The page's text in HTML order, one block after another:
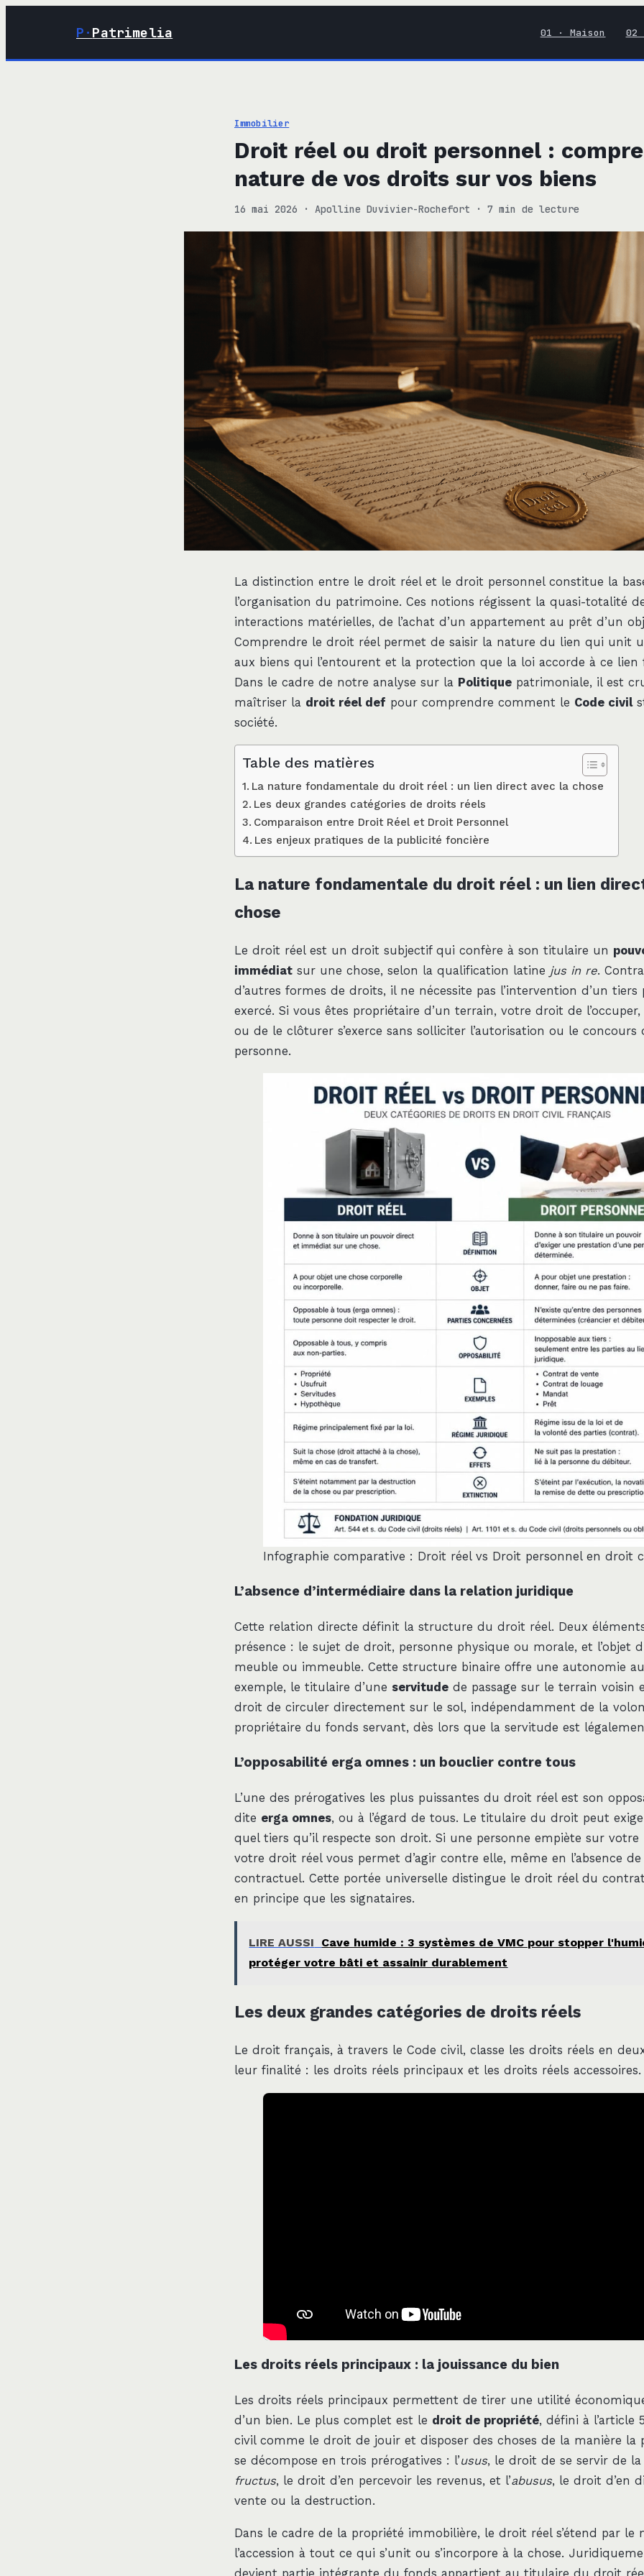
P· Patrimelia 01 · Maison 02
Immobilier
Droit réel ou droit personnel :
nature de vos droits sur vos biens
16 mai 2026 · Apolline Duvivier-Rochefort · 7 min de lecture
La distinction entre le droit réel et le droit personnel constitue la
l’organisation du patrimoine. Ces notions régissent la quasi-totalité
interactions matérielles, de l’achat d’un appartement au prêt d’un
Comprendre le droit réel permet de saisir la nature du lien qui unit
aux biens qui l’entourent et la protection que la loi accorde à ce lien
Dans le cadre de notre analyse sur la Politique patrimoniale, il est
maîtriser la droit réel def pour comprendre comment le Code civil
société.
Table des matières
La nature fondamentale du droit réel : un lien direct avec la chose
Les deux grandes catégories de droits réels
Comparaison entre Droit Réel et Droit Personnel
Les enjeux pratiques de la publicité foncière
La nature fondamentale du droit réel : un lien
chose
Le droit réel est un droit subjectif qui confère à son titulaire un
immédiat sur une chose, selon la qualification latine jus in re.
d’autres formes de droits, il ne nécessite pas l’intervention d’un tiers
exercé. Si vous êtes propriétaire d’un terrain, votre droit de
ou de le clôturer s’exerce sans solliciter l’autorisation ou le concours
personne.
Infographie comparative : Droit réel vs Droit personnel en droit
L’absence d’intermédiaire dans la relation juridique
Cette relation directe définit la structure du droit réel. Deux
présence : le sujet de droit, personne physique ou morale, et l’objet
meuble ou immeuble. Cette structure binaire offre une autonomie
exemple, le titulaire d’une servitude de passage sur le terrain voisin
droit de circuler directement sur le sol, indépendamment de la
propriétaire du fonds servant, dès lors que la servitude est
L’opposabilité erga omnes : un bouclier contre tous
L’une des prérogatives les plus puissantes du droit réel est son
dite erga omnes, ou à l’égard de tous. Le titulaire du droit peut
quel tiers qu’il respecte son droit. Si une personne empiète sur votre
votre droit réel vous permet d’agir contre elle, même en l’absence
contractuel. Cette portée universelle distingue le droit réel du
en principe que les signataires.
LIRE AUSSI
Cave humide : 3 systèmes de VMC pour stopper
protéger votre bâti et assainir durablement
Les deux grandes catégories de droits réels
Le droit français, à travers le Code civil, classe les droits réels en
leur finalité : les droits réels principaux et les droits réels accessoires.
Les droits réels principaux : la jouissance du bien
Les droits réels principaux permettent de tirer une utilité
d’un bien. Le plus complet est le droit de propriété, défini à l’article
civil comme le droit de jouir et disposer des choses de la manière la
se décompose en trois prérogatives : l’usus, le droit de se servir de la
fructus, le droit d’en percevoir les revenus, et l’abusus, le droit d’en
vente ou la destruction.
Dans le cadre de la propriété immobilière, le droit réel s’étend par le
l’accession à tout ce qui s’unit ou s’incorpore à la chose.